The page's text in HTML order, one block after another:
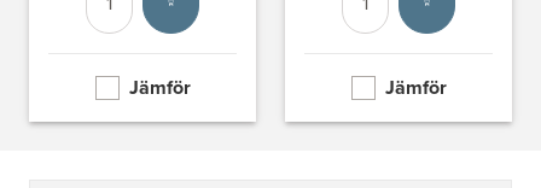
Antal
Välj enhet
Jämför
Antal
Välj enhet
Jämför